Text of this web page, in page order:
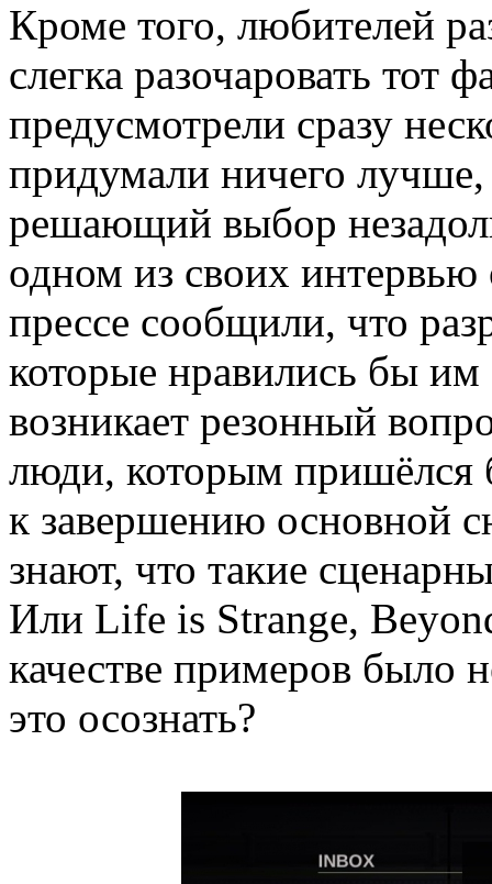
Кроме того, любителей
слегка разочаровать тот
предусмотрели сразу
придумали ничего лучше,
решающий выбор
одном из своих
прессе сообщили, что
которые нравились бы
возникает резонный
люди, которым пришёлся
к завершению основной
знают, что такие
Или Life is Strange,
качестве примеров было
это осознать?